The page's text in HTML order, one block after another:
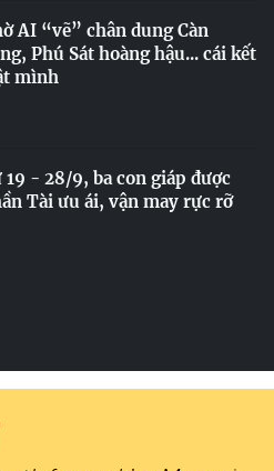
AI “vẽ” chân dung Càn
Phú Sát hoàng hậu... cái kết
mình
19 - 28/9, ba con giáp được
Tài ưu ái, vận may rực rỡ